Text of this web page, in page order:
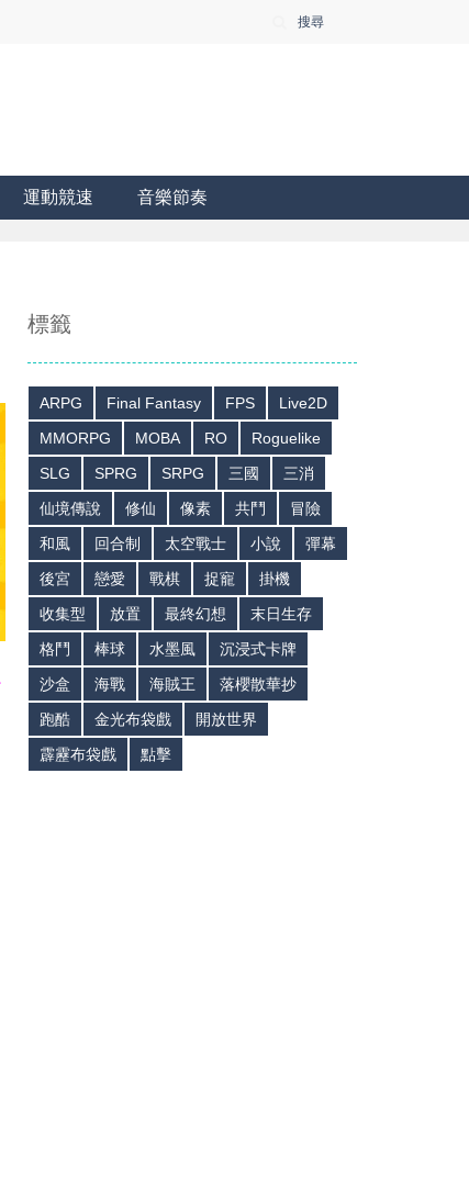
搜尋
運動競速 音樂節奏
標籤
ARPG Final Fantasy FPS
Live2D
MMORPG
MOBA RO
Roguelike
SLG
SPRG SRPG 三國
三消
仙境傳說
修仙 像素 共鬥
冒險
和風
回合制 太空戰士 小說
彈幕
後宮
戀愛 戰棋 捉寵
掛機
收集型
放置 最終幻想
末日生存
格鬥
棒球 水墨風
沉浸式卡牌
沙盒
海戰 海賊王
落櫻散華抄
跑酷
金光布袋戲
開放世界
霹靂布袋戲
點擊